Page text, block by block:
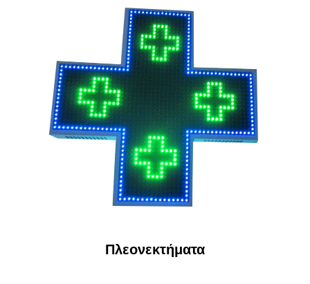
Πλεονεκτήματα